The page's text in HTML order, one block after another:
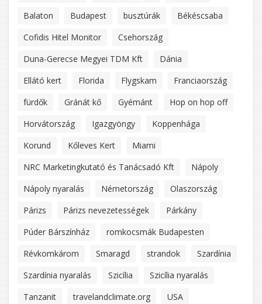
Balaton
Budapest busztúrák
Békéscsaba
Cofidis Hitel Monitor
Csehország
Duna-Gerecse Megyei TDM Kft
Dánia
Ellátó kert
Florida Flygskam
Franciaország
fürdők
Gránát kő Gyémánt
Hop on hop off
Horvátország
Igazgyöngy
Koppenhága
Korund
Kőleves Kert
Miami
NRC Marketingkutató és Tanácsadó Kft
Nápoly
Nápoly nyaralás
Németország
Olaszország
Párizs
Párizs nevezetességek
Párkány
Púder Bárszínház
romkocsmák Budapesten
Révkomkárom
Smaragd strandok
Szardínia
Szardínia nyaralás
Szicília
Szicília nyaralás
Tanzanit
travelandclimate.org USA